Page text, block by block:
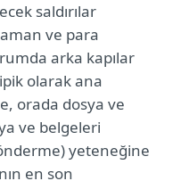
saldırılar
ve para
arka kapılar
olarak ana
orada dosya ve
ve belgeleri
yeteneğine
en son